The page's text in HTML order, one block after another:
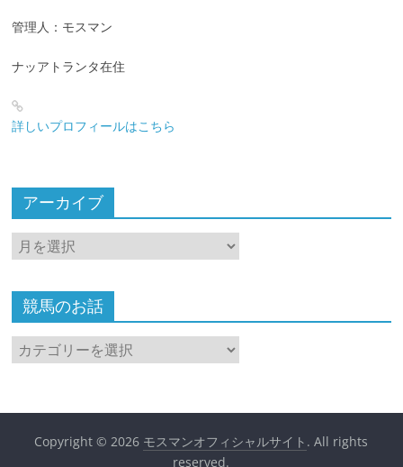
管理人：モスマン
ナッアトランタ在住
詳しいプロフィールはこちら
アーカイブ
ア
ー
イ
ブ
競馬のお話
競
馬
Copyright © 2026 モスマンオフィシャルサイト . All rights
reserved.